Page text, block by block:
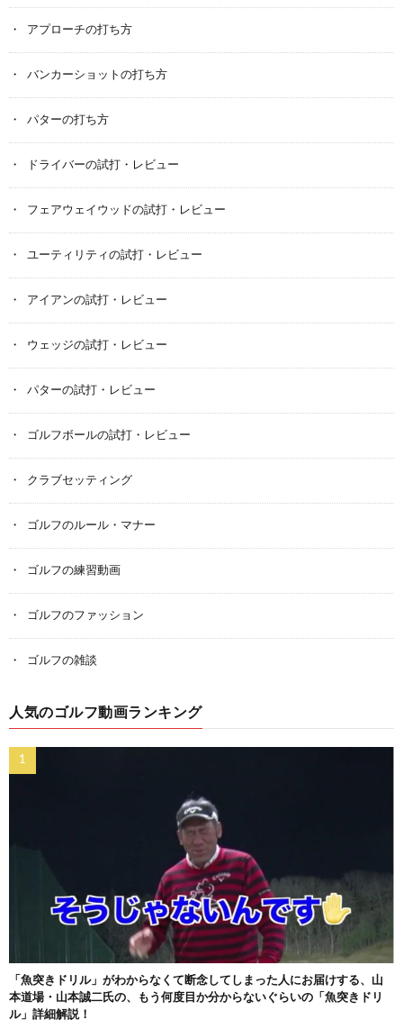
アプローチの打ち方
バンカーショットの打ち方
パターの打ち方
ドライバーの試打・レビュー
フェアウェイウッドの試打・レビュー
ユーティリティの試打・レビュー
アイアンの試打・レビュー
ウェッジの試打・レビュー
パターの試打・レビュー
ゴルフボールの試打・レビュー
クラブセッティング
ゴルフのルール・マナー
ゴルフの練習動画
ゴルフのファッション
ゴルフの雑談
人気のゴルフ動画ランキング
「魚突きドリル」がわからなくて断念してしまった人にお届けする、山
本道場・山本誠二氏の、もう何度目か分からないぐらいの「魚突きドリ
ル」詳細解説！